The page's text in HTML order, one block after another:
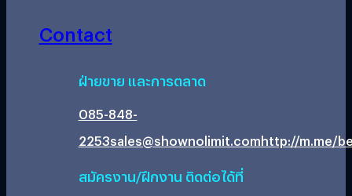
Contact
ฝ่ายขาย และการตลาด
085-848-
2253sales@shownolimit.comhttp://m.me/
สมัครงาน/ฝึกงาน ติดต่อได้ที่